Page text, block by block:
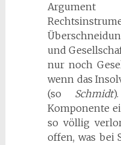
und
nur noch
wenn das
(so Schmidt
Komponente
so völlig
offen, was bei